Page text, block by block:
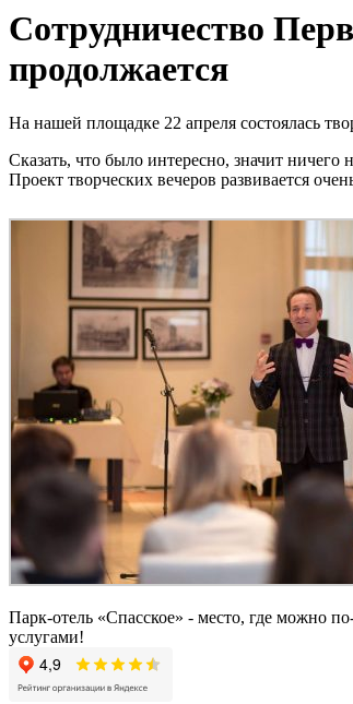
Сотрудничество
продолжается
На нашей площадке 22 апреля состоялась
Сказать, что было интересно, значит ничего
Проект творческих вечеров развивается
Парк-отель «Спасское» - место, где можно
услугами!